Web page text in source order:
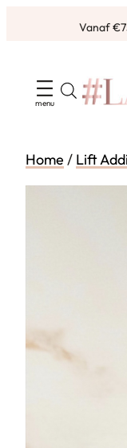
inhoud
Vanaf
Home / Lift